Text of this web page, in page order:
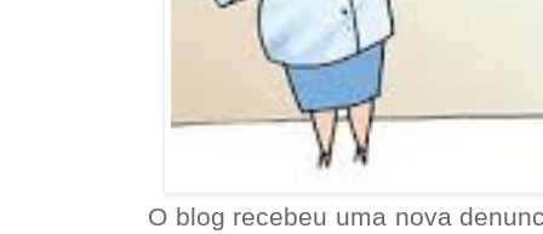
O blog recebeu uma nova